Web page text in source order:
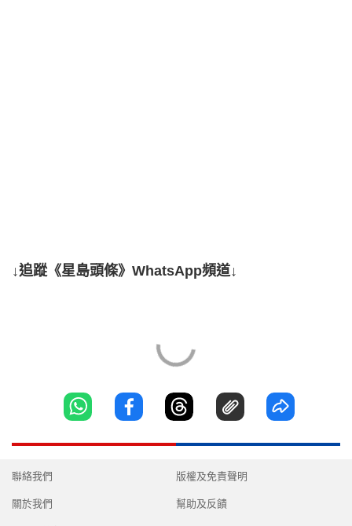
↓追蹤《星島頭條》WhatsApp頻道↓
聯絡我們
關於我們
版權及免責聲明
幫助及反饋